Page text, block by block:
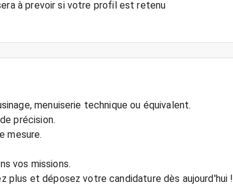
à prevoir si votre profil est retenu
menuiserie technique ou équivalent.
précision.
mesure.
vos missions.
et déposez votre candidature dès aujourd'hui !